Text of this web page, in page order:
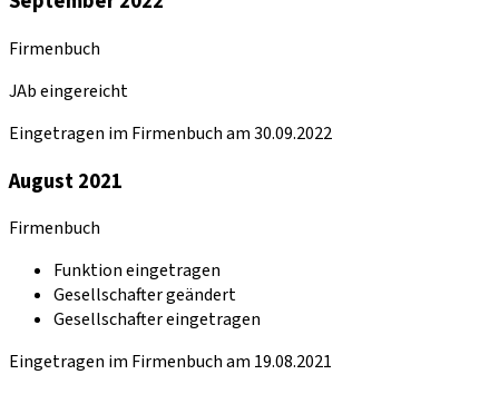
Firmenbuch
JAb eingereicht
Eingetragen im Firmenbuch am 30.09.2022
August 2021
Firmenbuch
Funktion eingetragen
Gesellschafter geändert
Gesellschafter eingetragen
Eingetragen im Firmenbuch am 19.08.2021